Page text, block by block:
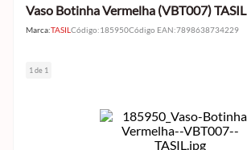
Vaso Botinha Vermelha (VBT007) TASIL
Marca:TASIL Código:185950Código EAN:7898638734229
1 de 1